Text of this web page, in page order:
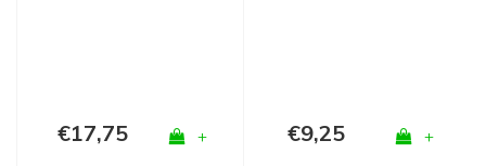
€17,75 + €9,25 +